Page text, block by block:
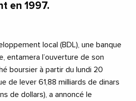
en 1997.
local (BDL), une banque
entamera l’ouverture de son
boursier à partir du lundi 20
de lever 61,88 milliards de dinars
de dollars), a annoncé le